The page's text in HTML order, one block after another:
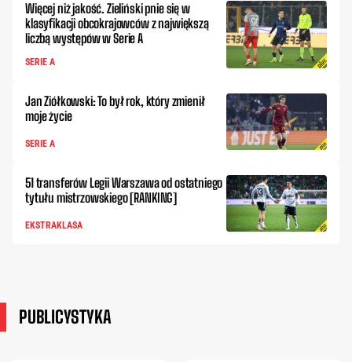
Więcej niż jakość. Zieliński pnie się w
klasyfikacji obcokrajowców z największą
liczbą występów w Serie A
SERIE A
Jan Ziółkowski: To był rok, który zmienił
moje życie
SERIE A
51 transferów Legii Warszawa od ostatniego
tytułu mistrzowskiego [RANKING]
EKSTRAKLASA
PUBLICYSTYKA